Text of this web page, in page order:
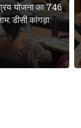
योजना का 746
डीसी कांगड़ा